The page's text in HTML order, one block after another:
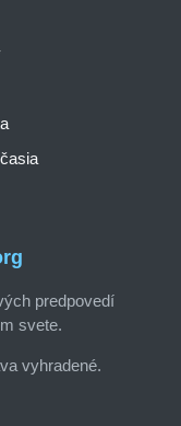
predpovedí
svete.
vyhradené.